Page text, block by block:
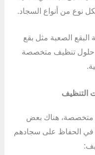
نوع من أنواع السجاد.
البقع الصعبة مثل بقع
حلول تنظيف متخصصة
التنظيف
متخصصة، هناك بعض
في الحفاظ على سجادهم